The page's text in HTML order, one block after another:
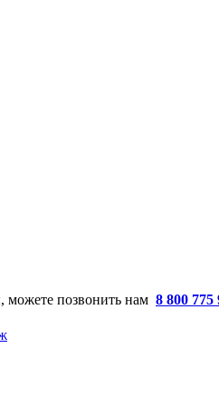
можете позвонить нам 8 800 775